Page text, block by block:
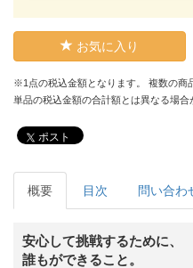
お気に入り
※1点の税込金額となります。 複数の商
単品の税込金額の合計額とは異なる場合
ポスト
概要 目次 問い合わ
安心して挑戦するために、
誰もができること。